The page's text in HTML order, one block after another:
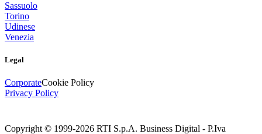
Sassuolo
Torino
Udinese
Venezia
Legal
CorporateCookie Policy
Privacy Policy
Copyright © 1999-2026 RTI S.p.A. Business Digital - P.Iva